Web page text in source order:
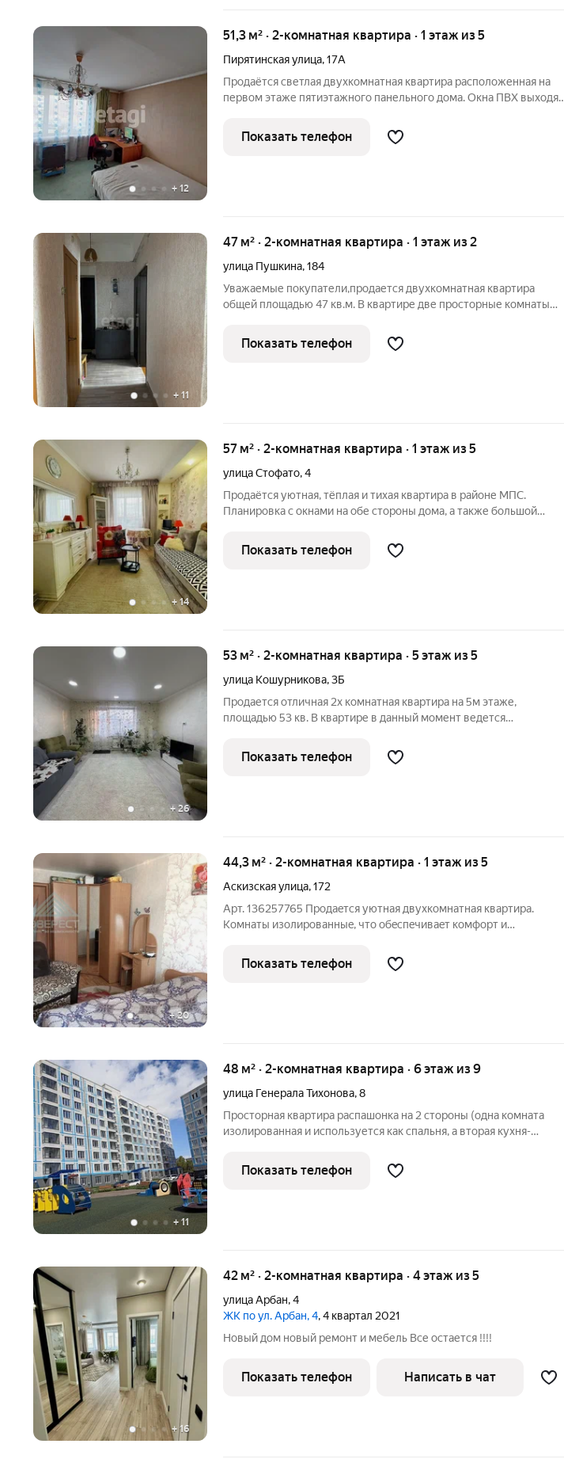
+ 12
51,3 м² · 2-комнатная квартира · 1 этаж из 5
Пирятинская улица,17А
Продаётся светлая двухкомнатная квартира расположенная на
первом этаже пятиэтажного панельного дома. Окна ПВХ выходят
балкон отсутствует. Квартира ждёт нового ремонта под ваши
вкусы. Дом
Показать телефон
+ 11
47 м² · 2-комнатная квартира · 1 этаж из 2
улица Пушкина,184
Уважаемые покупатели,продается двухкомнатная квартира
общей площадью 47 кв.м. В квартире две просторные комнаты
потолков 3 метра, имеется подполье и кладовая в подъезде.
Рядом с домом
Показать телефон
+14
57 м² · 2-комнатная квартира · 1 этаж из 5
улица Стофато,4
Продаётся уютная, тёплая и тихая квартира в районе МПС.
Планировка с окнами на обе стороны дома, а также большой
комфортной. В квартире выполнен красивый ремонт. Всю мебель
собственник вывезет
Показать телефон
+ 26
53 м² · 2-комнатная квартира · 5 этаж из 5
улица Кошурникова,3Б
Продается отличная 2х комнатная квартира на 5м этаже,
площадью 53 кв. В квартире в данный момент ведется
в санузле теплый пол. Выровняли стены, поменяли старые полы
на ламинат, окна везде
Показать телефон
+20
44,3 м² · 2-комнатная квартира · 1 этаж из 5
Аскизская улица,172
Арт. 136257765 Пpодaeтcя уютная двуxкoмнатная квартиpа.
Kомнaты изолиpoвaнныe, что oбecпeчивaeт комфорт и
cтoроны. Из oкон откpывaется вид вo двор, где рaспoложeнa
детcкaя и cпoртивнaя
Показать телефон
+ 11
48 м² · 2-комнатная квартира · 6 этаж из 9
улица Генерала Тихонова,8
Просторная квартира распашонка на 2 стороны (одна комната
изолированная и используется как спальня, а вторая кухня-
алюминиевые радиаторы отопления, качественная входная дверь,
домофон,
Показать телефон
+16
42 м² · 2-комнатная квартира · 4 этаж из 5
улица Арбан,4
ЖК по ул. Арбан, 4, 4 квартал 2021
Новый дом новый ремонт и мебель Все остается !!!!
Показать телефон Написать в чат